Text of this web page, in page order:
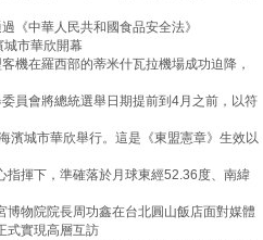
《中華人民共和國食品安全法》
市華欣開幕
機在羅西部的蒂米什瓦拉機場成功迫降，
員會將總統選舉日期提前到4月之前，以符
城市華欣舉行。這是《東盟憲章》生效以
揮下，準確落於月球東經52.36度、南緯
物院院長周功鑫在台北圓山飯店面對媒體
式實現高層互訪